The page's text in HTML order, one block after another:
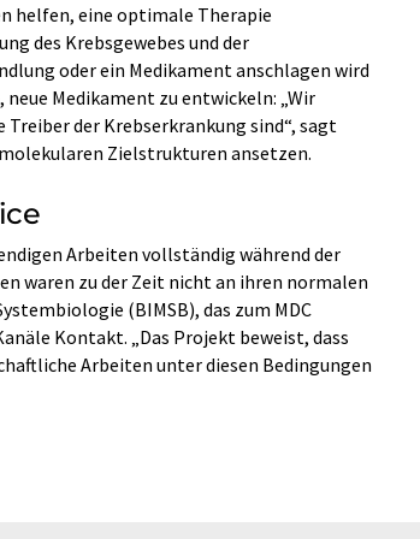
helfen, eine optimale Therapie
des Krebsgewebes und der
oder ein Medikament anschlagen wird
Medikament zu entwickeln: „Wir
der Krebserkrankung sind“, sagt
Zielstrukturen ansetzen.
Arbeiten vollständig während der
waren zu der Zeit nicht an ihren normalen
(BIMSB), das zum MDC
Kontakt. „Das Projekt beweist, dass
Arbeiten unter diesen Bedingungen